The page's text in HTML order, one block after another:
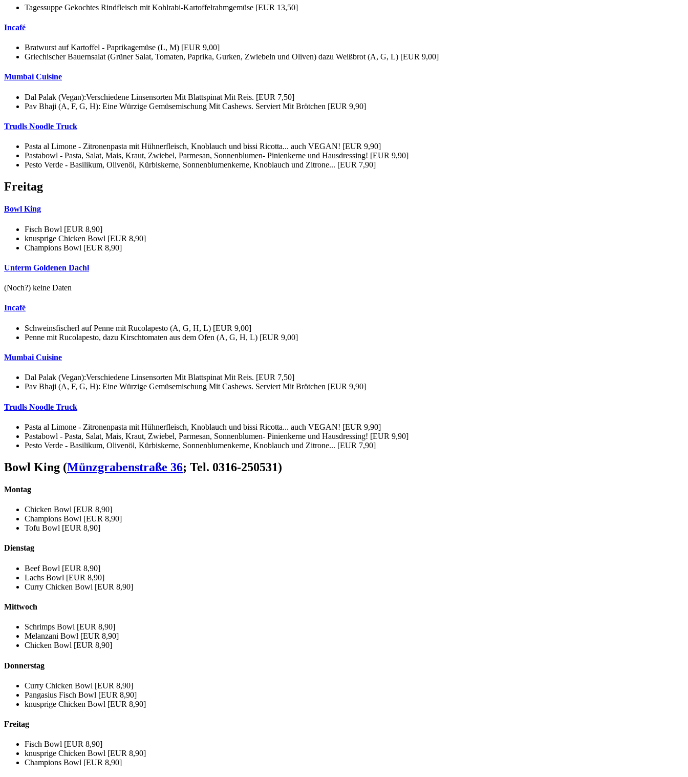
Tagessuppe Gekochtes Rindfleisch mit Kohlrabi-Kartoffelrahmgemüse [EUR 13,50]
Incafé
Bratwurst auf Kartoffel - Paprikagemüse (L, M) [EUR 9,00]
Griechischer Bauernsalat (Grüner Salat, Tomaten, Paprika, Gurken, Zwiebeln und Oliven) dazu Weißbrot (A, G, L) [EUR 9,00]
Mumbai Cuisine
Dal Palak (Vegan):Verschiedene Linsensorten Mit Blattspinat Mit Reis. [EUR 7,50]
Pav Bhaji (A, F, G, H): Eine Würzige Gemüsemischung Mit Cashews. Serviert Mit Brötchen [EUR 9,90]
Trudls Noodle Truck
Pasta al Limone - Zitronenpasta mit Hühnerfleisch, Knoblauch und bissi Ricotta... auch VEGAN! [EUR 9,90]
Pastabowl - Pasta, Salat, Mais, Kraut, Zwiebel, Parmesan, Sonnenblumen- Pinienkerne und Hausdressing! [EUR 9,90]
Pesto Verde - Basilikum, Olivenöl, Kürbiskerne, Sonnenblumenkerne, Knoblauch und Zitrone... [EUR 7,90]
Freitag
Bowl King
Fisch Bowl [EUR 8,90]
knusprige Chicken Bowl [EUR 8,90]
Champions Bowl [EUR 8,90]
Unterm Goldenen Dachl
(Noch?) keine Daten
Incafé
Schweinsfischerl auf Penne mit Rucolapesto (A, G, H, L) [EUR 9,00]
Penne mit Rucolapesto, dazu Kirschtomaten aus dem Ofen (A, G, H, L) [EUR 9,00]
Mumbai Cuisine
Dal Palak (Vegan):Verschiedene Linsensorten Mit Blattspinat Mit Reis. [EUR 7,50]
Pav Bhaji (A, F, G, H): Eine Würzige Gemüsemischung Mit Cashews. Serviert Mit Brötchen [EUR 9,90]
Trudls Noodle Truck
Pasta al Limone - Zitronenpasta mit Hühnerfleisch, Knoblauch und bissi Ricotta... auch VEGAN! [EUR 9,90]
Pastabowl - Pasta, Salat, Mais, Kraut, Zwiebel, Parmesan, Sonnenblumen- Pinienkerne und Hausdressing! [EUR 9,90]
Pesto Verde - Basilikum, Olivenöl, Kürbiskerne, Sonnenblumenkerne, Knoblauch und Zitrone... [EUR 7,90]
Bowl King (Münzgrabenstraße 36; Tel. 0316-250531)
Montag
Chicken Bowl [EUR 8,90]
Champions Bowl [EUR 8,90]
Tofu Bowl [EUR 8,90]
Dienstag
Beef Bowl [EUR 8,90]
Lachs Bowl [EUR 8,90]
Curry Chicken Bowl [EUR 8,90]
Mittwoch
Schrimps Bowl [EUR 8,90]
Melanzani Bowl [EUR 8,90]
Chicken Bowl [EUR 8,90]
Donnerstag
Curry Chicken Bowl [EUR 8,90]
Pangasius Fisch Bowl [EUR 8,90]
knusprige Chicken Bowl [EUR 8,90]
Freitag
Fisch Bowl [EUR 8,90]
knusprige Chicken Bowl [EUR 8,90]
Champions Bowl [EUR 8,90]